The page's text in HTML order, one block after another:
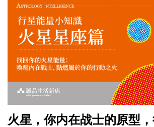
火星，你内在战士的原型